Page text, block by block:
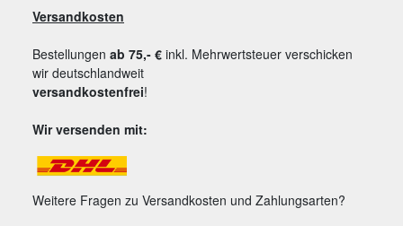
Versandkosten
Bestellungen ab 75,- € inkl. Mehrwertsteuer verschicken
wir deutschlandweit
versandkostenfrei!
Wir versenden mit:
Weitere Fragen zu Versandkosten und Zahlungsarten?